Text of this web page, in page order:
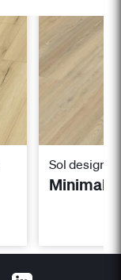
Sol design
Minimal